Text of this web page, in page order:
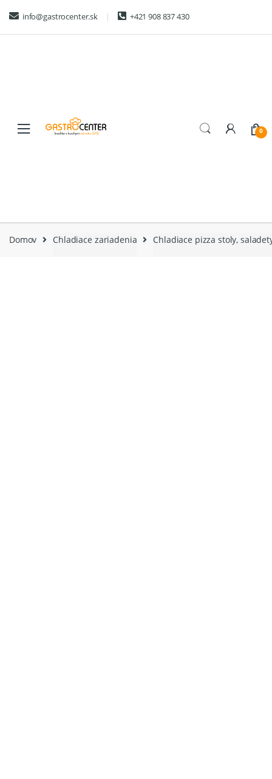
navigation
content
info@gastrocenter.sk +421 908 837 430
0
Domov Chladiace zariadenia Chladiace pizza stoly,